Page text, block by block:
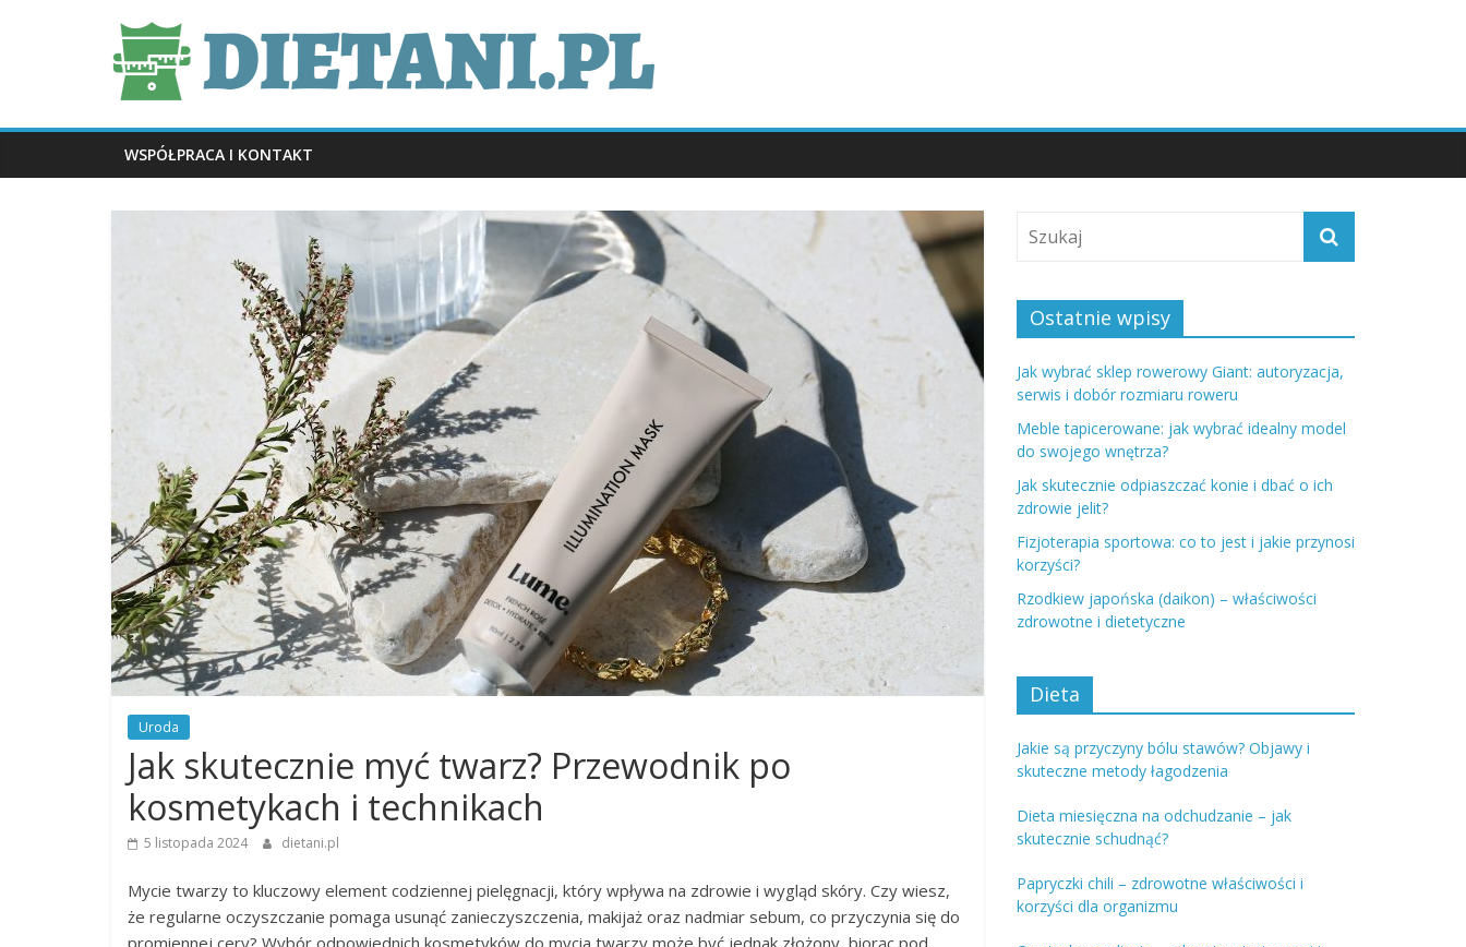
dietani.pl
WSPÓŁPRACA I KONTAKT
Uroda
Jak skutecznie myć twarz? Przewodnik po
kosmetykach i technikach
5 listopada 2024 dietani.pl
Mycie twarzy to kluczowy element codziennej pielęgnacji, który wpływa na zdrowie i wygląd skóry. Czy wiesz,
że regularne oczyszczanie pomaga usunąć zanieczyszczenia, makijaż oraz nadmiar sebum, co przyczynia się do
promiennej cery? Wybór odpowiednich kosmetyków do mycia twarzy może być jednak złożony, biorąc pod
Ostatnie wpisy
Jak wybrać sklep rowerowy Giant: autoryzacja,
serwis i dobór rozmiaru roweru
Meble tapicerowane: jak wybrać idealny model
do swojego wnętrza?
Jak skutecznie odpiaszczać konie i dbać o ich
zdrowie jelit?
Fizjoterapia sportowa: co to jest i jakie przynosi
korzyści?
Rzodkiew japońska (daikon) – właściwości
zdrowotne i dietetyczne
Dieta
Jakie są przyczyny bólu stawów? Objawy i
skuteczne metody łagodzenia
Dieta miesięczna na odchudzanie – jak
skutecznie schudnąć?
Papryczki chili – zdrowotne właściwości i
korzyści dla organizmu